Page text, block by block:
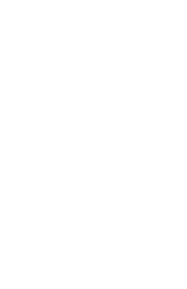
, ki je spomnila
Območna enota
omejeni na gozdni
so izdali že drugo
dopolnjujeta, zato v
turistično ponudbo.
dediščine. Popisano
rastlino, ki je kasneje
tudi, ko ga je pred
Zame
", je nekoliko
turističen potencial
domačih dobrot,
tudi prleško gibanico.
Radgonskih goric, ki